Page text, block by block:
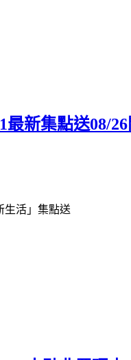
新集點送08/26
生活」集點送